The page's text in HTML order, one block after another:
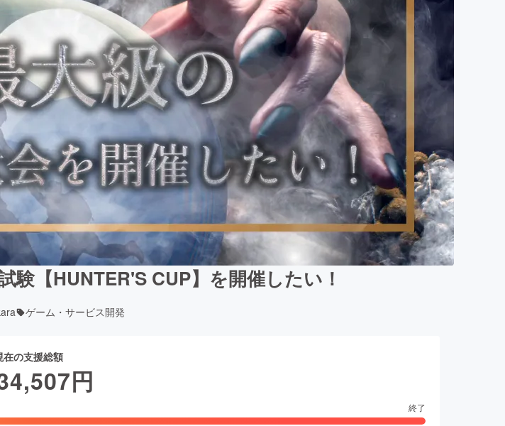
験【HUNTER'S CUP】を開催したい！
ゲーム・サービス開発
在の支援総額
円
終了